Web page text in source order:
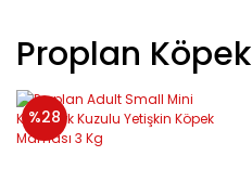
Proplan Köpek
%28